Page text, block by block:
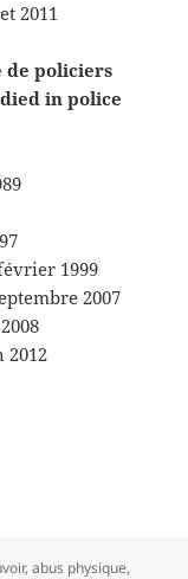
2011
de policiers
in police
1999
2007
2012
,abus physique,